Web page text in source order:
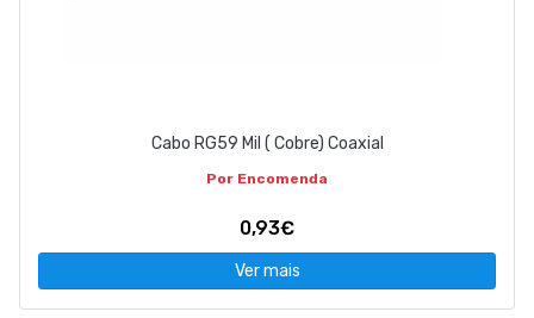
Cabo RG59 Mil ( Cobre) Coaxial
Por Encomenda
0,93€
Ver mais